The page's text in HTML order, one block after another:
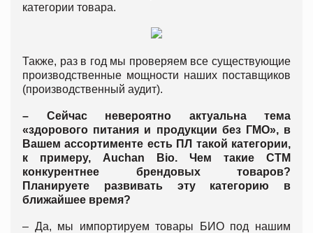
категории товара.
Также, раз в год мы проверяем все существующие
производственные мощности наших поставщиков
(производственный аудит).
– Сейчас невероятно актуальна тема
«здорового питания и продукции без ГМО», в
Вашем ассортименте есть ПЛ такой категории,
к примеру, Auchan Bio. Чем такие СТМ
конкурентнее брендовых товаров?
Планируете развивать эту категорию в
ближайшее время?
– Да, мы импортируем товары БИО под нашим